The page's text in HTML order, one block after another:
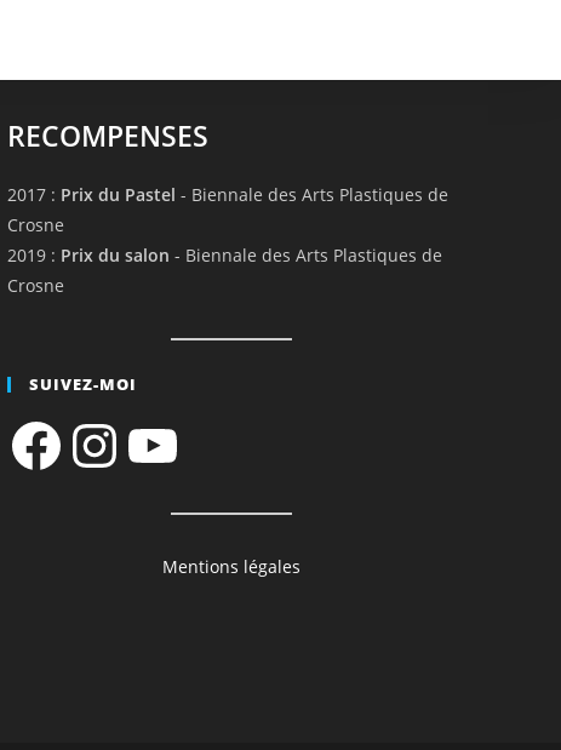
RECOMPENSES
2017 : Prix du Pastel - Biennale des Arts Plastiques de
Crosne
2019 : Prix du salon - Biennale des Arts Plastiques de
Crosne
SUIVEZ-MOI
FacebookInstagramYouTube
Mentions légales